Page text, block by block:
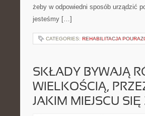
żeby w odpowiedni sposób urządzić
jesteśmy […]
CATEGORIES: REHABILITACJA
SKŁADY BYWAJĄ
WIELKOŚCIĄ,
JAKIM MIEJSCU SIĘ